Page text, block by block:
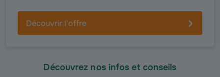
Découvrir l'offre
Découvrez nos infos et conseils